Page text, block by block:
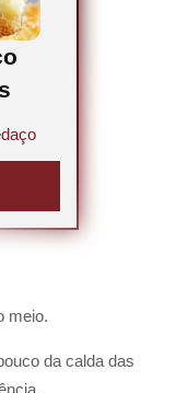
meio.
da calda das